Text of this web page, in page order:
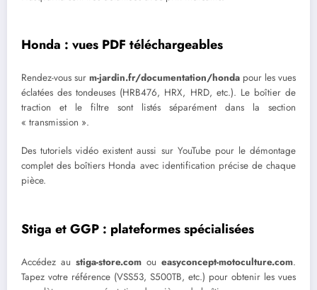
Honda : vues PDF téléchargeables
Rendez-vous sur m-jardin.fr/documentation/honda pour les vues
éclatées des tondeuses (HRB476, HRX, HRD, etc.). Le boîtier de
traction et le filtre sont listés séparément dans la section
« transmission ».
Des tutoriels vidéo existent aussi sur YouTube pour le démontage
complet des boîtiers Honda avec identification précise de chaque
pièce.
Stiga et GGP : plateformes spécialisées
Accédez au stiga-store.com ou easyconcept-motoculture.com.
Tapez votre référence (VSS53, S500TB, etc.) pour obtenir les vues